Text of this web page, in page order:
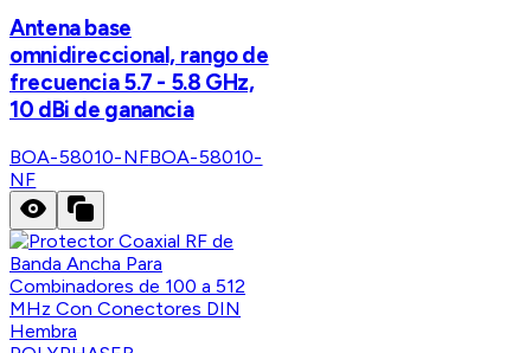
Antena base
omnidireccional, rango de
frecuencia 5.7 - 5.8 GHz,
10 dBi de ganancia
BOA-58010-NFBOA-58010-
NF